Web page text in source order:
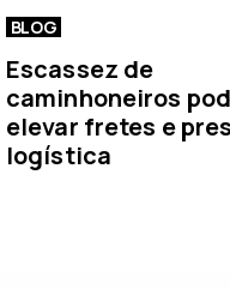
BLOG
Escassez de
caminhoneiros
elevar fretes e
logística